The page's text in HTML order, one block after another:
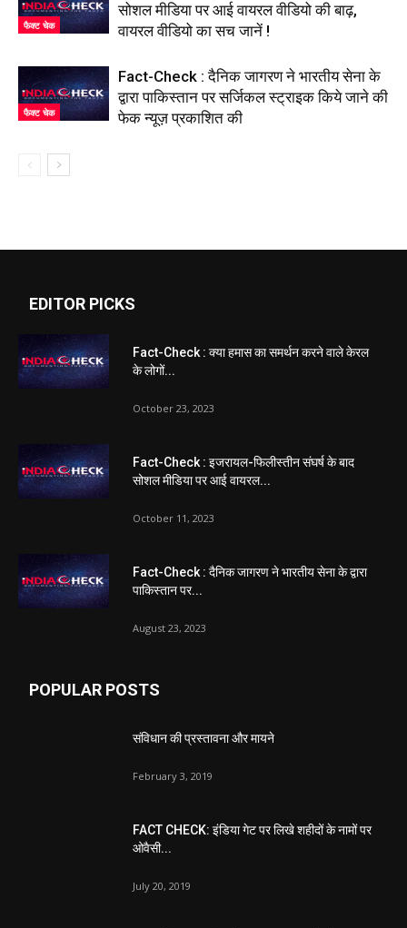
फैक्ट चेक
सोशल मीडिया पर आई वायरल वीडियो की बाढ़,
वायरल वीडियो का सच जानें !
फैक्ट चेक
Fact-Check : दैनिक जागरण ने भारतीय सेना के
द्वारा पाकिस्तान पर सर्जिकल स्ट्राइक किये जाने की
फेक न्यूज़ प्रकाशित की
EDITOR PICKS
Fact-Check : क्या हमास का समर्थन करने वाले केरल
के लोगों...
October 23, 2023
Fact-Check : इजरायल-फिलीस्तीन संघर्ष के बाद
सोशल मीडिया पर आई वायरल...
October 11, 2023
Fact-Check : दैनिक जागरण ने भारतीय सेना के द्वारा
पाकिस्तान पर...
August 23, 2023
POPULAR POSTS
संविधान की प्रस्तावना और मायने
February 3, 2019
FACT CHECK: इंडिया गेट पर लिखे शहीदों के नामों पर
ओवैसी...
July 20, 2019